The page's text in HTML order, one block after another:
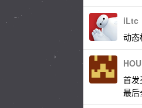
iLtc
动态
HOU
首发
最后